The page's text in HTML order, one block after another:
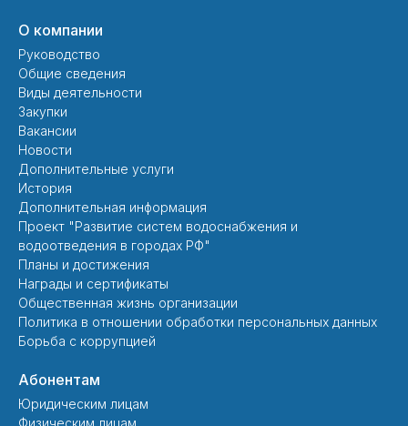
О компании
Руководство
Общие сведения
Виды деятельности
Закупки
Вакансии
Новости
Дополнительные услуги
История
Дополнительная информация
Проект "Развитие систем водоснабжения и
водоотведения в городах РФ"
Планы и достижения
Награды и сертификаты
Общественная жизнь организации
Политика в отношении обработки персональных данных
Борьба с коррупцией
Абонентам
Юридическим лицам
Физическим лицам